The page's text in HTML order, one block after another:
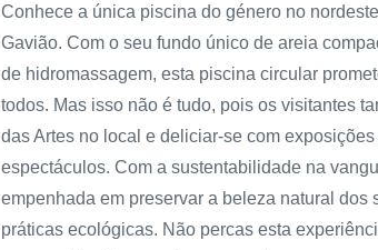
Conhece a única piscina do género no
Gavião. Com o seu fundo único de areia
de hidromassagem, esta piscina circular
todos. Mas isso não é tudo, pois os visitantes
das Artes no local e deliciar-se com
espectáculos. Com a sustentabilidade na
empenhada em preservar a beleza natural dos
práticas ecológicas. Não percas esta